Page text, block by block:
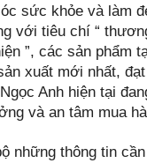
sức khỏe và làm
với tiêu chí “
”, các sản phẩm
xuất mới nhất,
Anh hiện tại
và an tâm mua
những thông tin